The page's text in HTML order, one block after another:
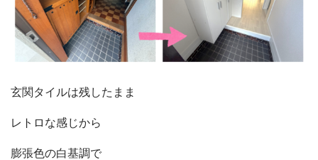
まずはメールでご相談
玄関タイルは残したまま
レトロな感じから
膨張色の白基調で